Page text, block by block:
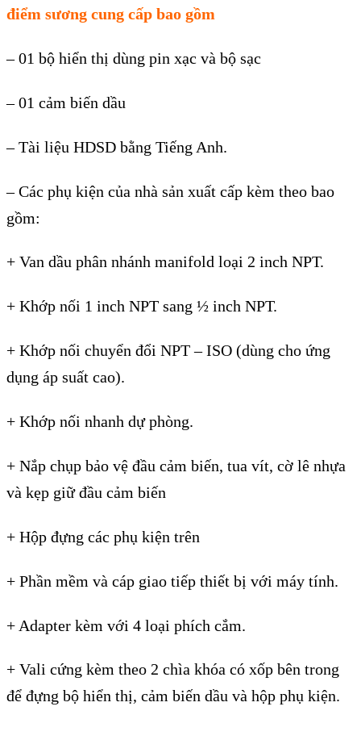
điểm sương cung cấp bao gồm
– 01 bộ hiển thị dùng pin xạc và bộ sạc
–01 cảm biến dầu
–Tài liệu HDSD bằng Tiếng Anh.
–Các phụ kiện của nhà sản xuất cấp kèm theo bao
gồm:
+ Van dầu phân nhánh manifold loại 2 inch NPT.
+ Khớp nối 1 inch NPT sang ½ inch NPT.
+ Khớp nối chuyển đổi NPT – ISO (dùng cho ứng
dụng áp suất cao).
+ Khớp nối nhanh dự phòng.
+ Nắp chụp bảo vệ đầu cảm biến, tua vít, cờ lê nhựa
và kẹp giữ đầu cảm biến
+ Hộp đựng các phụ kiện trên
+ Phần mềm và cáp giao tiếp thiết bị với máy tính.
+ Adapter kèm với 4 loại phích cắm.
+ Vali cứng kèm theo 2 chìa khóa có xốp bên trong
để đựng bộ hiển thị, cảm biến dầu và hộp phụ kiện.